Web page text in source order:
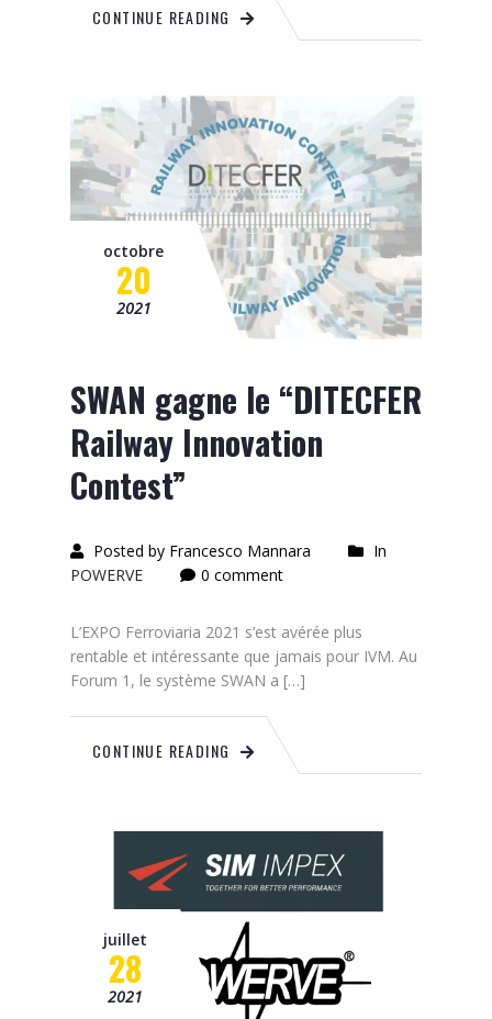
CONTINUE READING
octobre
20
2021
SWAN gagne le “DITECFER
Railway Innovation
Contest”
Posted by Francesco Mannara
In
POWERVE
0 comment
L’EXPO Ferroviaria 2021 s’est avérée plus
rentable et intéressante que jamais pour IVM. Au
Forum 1, le système SWAN a […]
CONTINUE READING
juillet
28
2021